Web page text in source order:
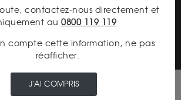
TRANSPARENCE DES
contactez-nous directement et
au 0800 119 119
compte cette information, ne pas
réafficher.
J'AI COMPRIS